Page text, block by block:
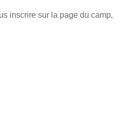
inscrire sur la page du camp,